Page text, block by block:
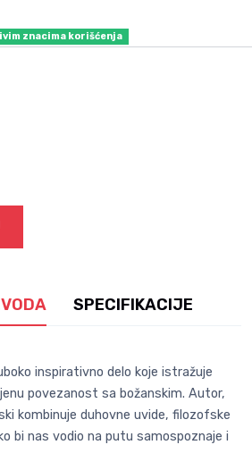
znacima korišćenja
SPECIFIKACIJE
inspirativno delo koje istražuje
povezanost sa božanskim. Autor,
kombinuje duhovne uvide, filozofske
bi nas vodio na putu samospoznaje i